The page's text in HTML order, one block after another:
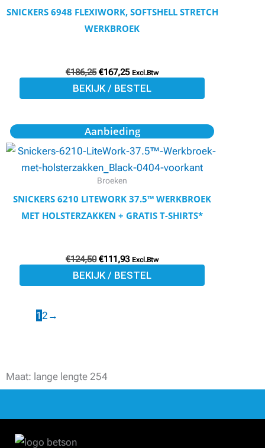
SNICKERS 6948 FLEXIWORK, SOFTSHELL STRETCH
WERKBROEK
€186,25 €167,25 Excl.Btw
BEKIJK / BESTEL
variaties.
Deze
gekozen
worden
de
productpagina
Aanbieding
Broeken
SNICKERS 6210 LITEWORK 37.5™ WERKBROEK
MET HOLSTERZAKKEN + GRATIS T-SHIRTS*
€124,50
Oorspronkelijke
prijs
was:
€124,50.
€111,93
Huidige
prijs
is:
€111,93.
Excl.Btw
BEKIJK / BESTEL
Dit
product
heeft
meerdere
variaties.
Deze
gekozen
worden
1 2 →
Maat: lange lengte 254